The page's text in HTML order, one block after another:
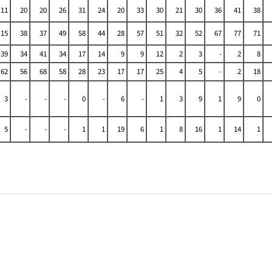
11 20 20 26 31 24 20 33 30 21 30 36 41
38
15 38 37 49 58 44 28 57 51 32 52 67 77
71
39 34 41 34 17 14 9 9 12 2 3 - 2
8
62 56 68 58 28 23 17 17 25 4 5 - 2
18
3 - - - 0 - 6 - 1 3 9 1 9 0
5 - - - 1 1 19 6 1 8 16 1 14 1